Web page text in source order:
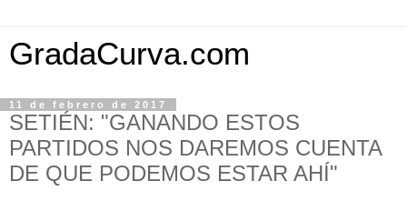
GradaCurva.com
11 de febrero de 2017
SETIÉN: "GANANDO ESTOS
PARTIDOS NOS DAREMOS CUENTA
DE QUE PODEMOS ESTAR AHÍ"